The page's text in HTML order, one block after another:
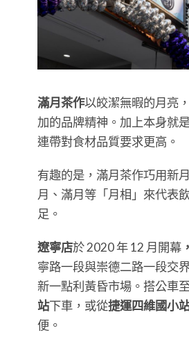
滿月茶作以皎潔無暇的月亮
加的品牌精神。加上本身就
連帶對食材品質要求更高。
有趣的是，滿月茶作巧用新
月、滿月等「月相」來代表
足。
遼寧店於 2020 年 12 月開幕 ，
寧路一段與崇德二路一段交
新一點利黃昏市場。搭公車至
站下車，或從捷運四維國小
便。